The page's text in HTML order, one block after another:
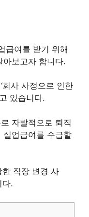
급여를 받기 위해
아보고자 합니다.
회사 사정으로 인한
있습니다.
자발적으로 퇴직
실업급여를 수급할
한 직장 변경 사
다.